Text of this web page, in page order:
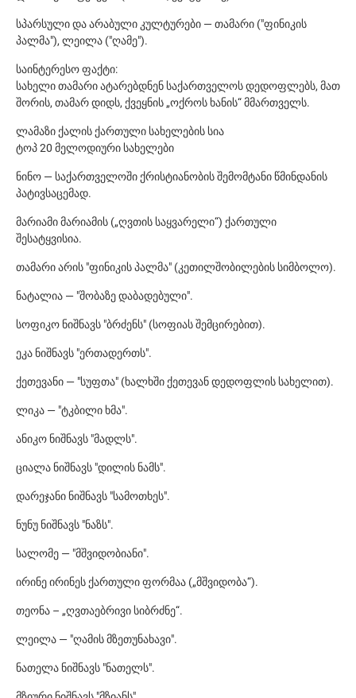
სპარსული და არაბული კულტურები — თამარი ("ფინიკის
პალმა"), ლეილა ("ღამე").
საინტერესო ფაქტი:
სახელი თამარი ატარებდნენ საქართველოს დედოფლებს, მათ
შორის, თამარ დიდს, ქვეყნის „ოქროს ხანის“ მმართველს.
ლამაზი ქალის ქართული სახელების სია
ტოპ 20 მელოდიური სახელები
ნინო — საქართველოში ქრისტიანობის შემომტანი წმინდანის
პატივსაცემად.
მარიამი მარიამის („ღვთის საყვარელი“) ქართული
შესატყვისია.
თამარი არის "ფინიკის პალმა" (კეთილშობილების სიმბოლო).
ნატალია — "შობაზე დაბადებული".
სოფიკო ნიშნავს "ბრძენს" (სოფიას შემცირებით).
ეკა ნიშნავს "ერთადერთს".
ქეთევანი — "სუფთა" (ხალხში ქეთევან დედოფლის სახელით).
ლიკა — "ტკბილი ხმა".
ანიკო ნიშნავს "მადლს".
ციალა ნიშნავს "დილის ნამს".
დარეჯანი ნიშნავს "სამოთხეს".
ნუნუ ნიშნავს "ნაზს".
სალომე — "მშვიდობიანი".
ირინე ირინეს ქართული ფორმაა („მშვიდობა“).
თეონა – „ღვთაებრივი სიბრძნე“.
ლეილა — "ღამის მზეთუნახავი".
ნათელა ნიშნავს "ნათელს".